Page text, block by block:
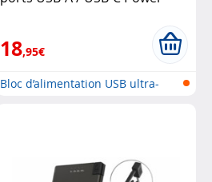
18,95€
Bloc d’alimentation USB ultra-